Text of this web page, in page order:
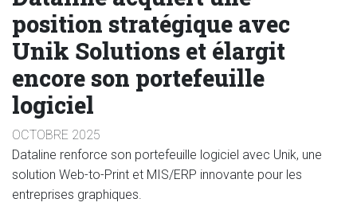
position stratégique avec
Unik Solutions et élargit
encore son portefeuille
logiciel
OCTOBRE 2025
Dataline renforce son portefeuille logiciel avec Unik, une
solution Web-to-Print et MIS/ERP innovante pour les
entreprises graphiques.